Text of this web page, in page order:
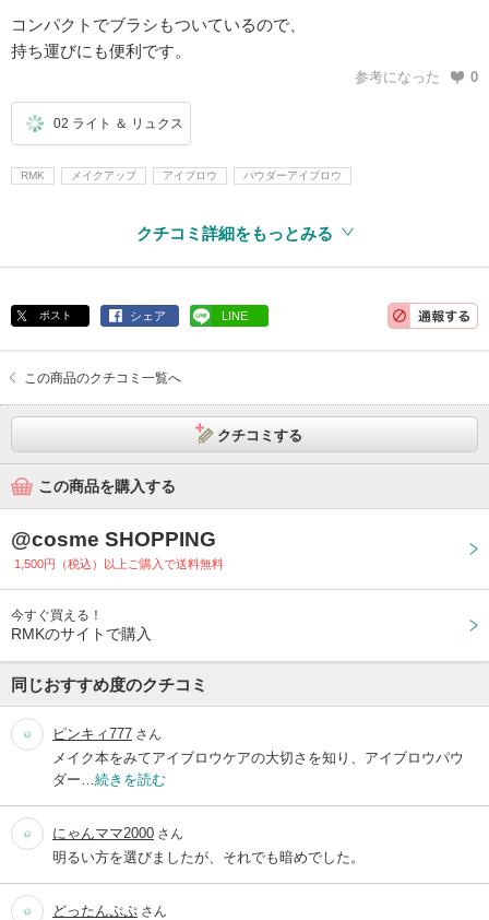
コンパクトでブラシもついているので、
持ち運びにも便利です。
参考になった 0
02 ライト ＆ リュクス
RMK メイクアップ アイブロウ パウダーアイブロウ
クチコミ詳細をもっとみる
ポスト シェア LINE
この商品のクチコミ一覧へ
クチコミする
この商品を購入する
@cosme SHOPPING
1,500円（税込）以上ご購入で送料無料
今すぐ買える！
RMKのサイトで購入
同じおすすめ度のクチコミ
ピンキィ777 さん
メイク本をみてアイブロウケアの大切さを知り、アイブロウパウ
ダー… 続きを読む
にゃんママ2000 さん
明るい方を選びましたが、それでも暗めでした。
どったんぷぷ さん